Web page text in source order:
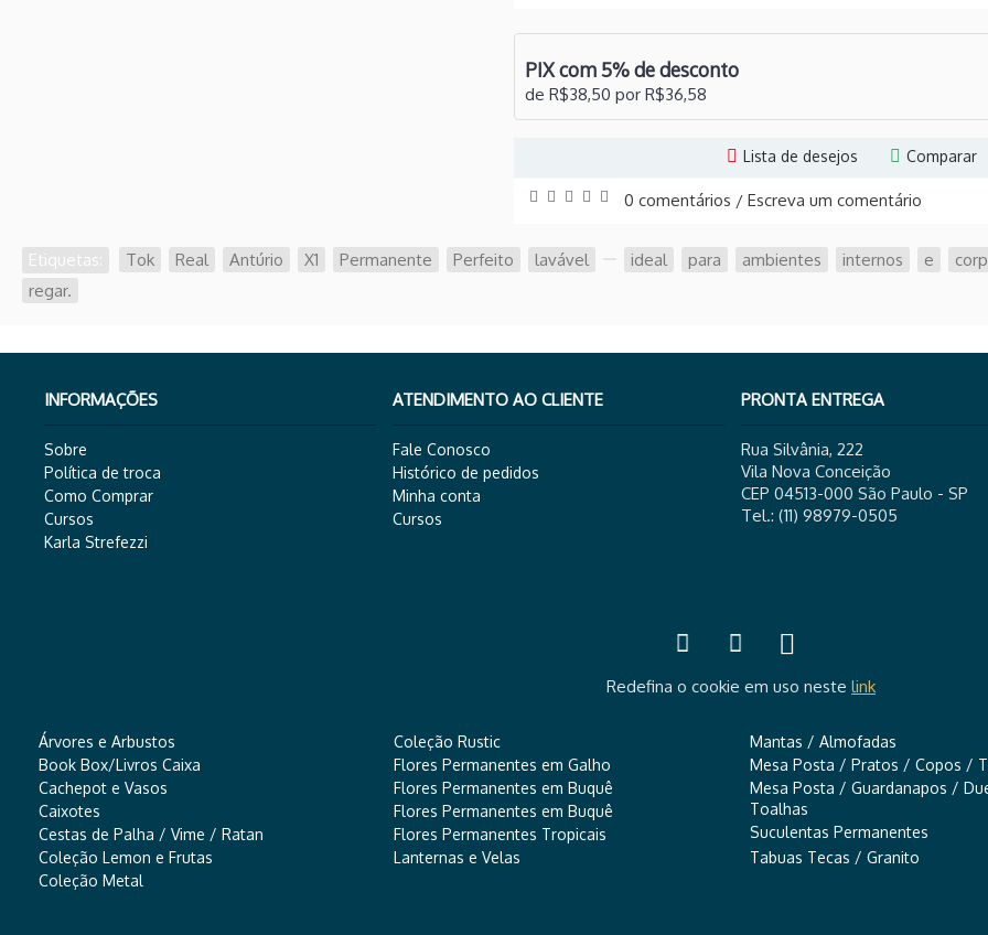
PIX com 5% de desconto
de R$38,50 por R$36,58
Lista de desejos Comparar
0 comentários / Escreva um comentário
Etiquetas: Tok Real Antúrio X1 Permanente Perfeito lavável ideal para ambientes internos e
regar.
INFORMAÇÕES
Sobre
Política de troca
Como Comprar
Cursos
Karla Strefezzi
ATENDIMENTO AO CLIENTE
Fale Conosco
Histórico de pedidos
Minha conta
Cursos
PRONTA ENTREGA
Rua Silvânia, 222
Vila Nova Conceição
CEP 04513-000 São Paulo - SP
Tel.: (11) 98979-0505
Redefina o cookie em uso neste link
Árvores e Arbustos
Book Box/Livros Caixa
Cachepot e Vasos
Caixotes
Cestas de Palha / Vime / Ratan
Coleção Lemon e Frutas
Coleção Metal
Coleção Rustic
Flores Permanentes em Galho
Flores Permanentes em Buquê
Flores Permanentes em Buquê
Flores Permanentes Tropicais
Lanternas e Velas
Mantas / Almofadas
Mesa Posta / Pratos / Copos /
Mesa Posta / Guardanapos /
Toalhas
Suculentas Permanentes
Tabuas Tecas / Granito